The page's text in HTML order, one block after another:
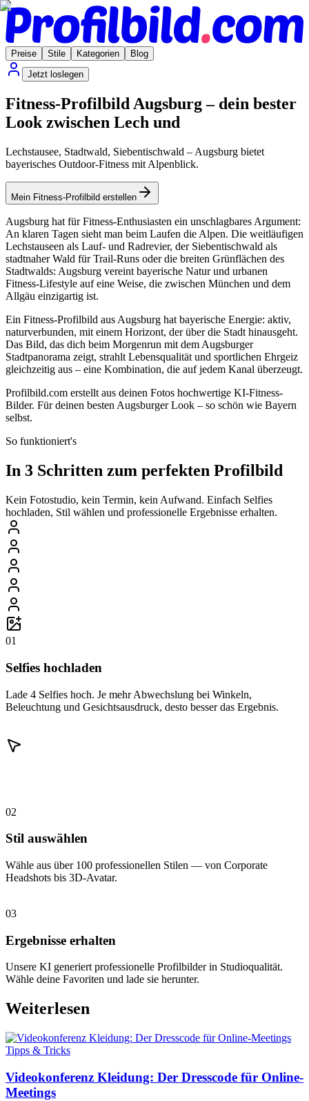
Preise Stile Kategorien
Blog
Jetzt loslegen
Fitness-Profilbild Augsburg – dein bester
Look zwischen Lech und
Lechstausee, Stadtwald, Siebentischwald – Augsburg bietet
bayerisches Outdoor-Fitness mit Alpenblick.
Mein Fitness-Profilbild erstellen
Augsburg hat für Fitness-Enthusiasten ein unschlagbares Argument:
An klaren Tagen sieht man beim Laufen die Alpen. Die weitläufigen
Lechstauseen als Lauf- und Radrevier, der Siebentischwald als
stadtnaher Wald für Trail-Runs oder die breiten Grünflächen des
Stadtwalds: Augsburg vereint bayerische Natur und urbanen
Fitness-Lifestyle auf eine Weise, die zwischen München und dem
Allgäu einzigartig ist.
Ein Fitness-Profilbild aus Augsburg hat bayerische Energie: aktiv,
naturverbunden, mit einem Horizont, der über die Stadt hinausgeht.
Das Bild, das dich beim Morgenrun mit dem Augsburger
Stadtpanorama zeigt, strahlt Lebensqualität und sportlichen Ehrgeiz
gleichzeitig aus – eine Kombination, die auf jedem Kanal überzeugt.
Profilbild.com erstellt aus deinen Fotos hochwertige KI-Fitness-
Bilder. Für deinen besten Augsburger Look – so schön wie Bayern
selbst.
So funktioniert's
In 3 Schritten zum perfekten Profilbild
Kein Fotostudio, kein Termin, kein Aufwand. Einfach Selfies
hochladen, Stil wählen und professionelle Ergebnisse erhalten.
01
Selfies hochladen
Lade 4 Selfies hoch. Je mehr Abwechslung bei Winkeln,
Beleuchtung und Gesichtsausdruck, desto besser das Ergebnis.
02
Stil auswählen
Wähle aus über 100 professionellen Stilen — von Corporate
Headshots bis 3D-Avatar.
03
Ergebnisse erhalten
Unsere KI generiert professionelle Profilbilder in Studioqualität.
Wähle deine Favoriten und lade sie herunter.
Weiterlesen
Tipps & Tricks
Videokonferenz Kleidung: Der Dresscode für Online-
Meetings